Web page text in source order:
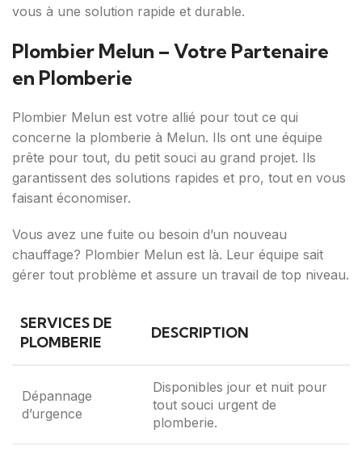
vous à une solution rapide et durable.
Plombier Melun – Votre Partenaire
en Plomberie
Plombier Melun est votre allié pour tout ce qui
concerne la plomberie à Melun. Ils ont une équipe
prête pour tout, du petit souci au grand projet. Ils
garantissent des solutions rapides et pro, tout en vous
faisant économiser.
Vous avez une fuite ou besoin d’un nouveau
chauffage? Plombier Melun est là. Leur équipe sait
gérer tout problème et assure un travail de top niveau.
SERVICES DE
PLOMBERIE
DESCRIPTION
Dépannage
d’urgence
Disponibles jour et nuit pour
tout souci urgent de
plomberie.